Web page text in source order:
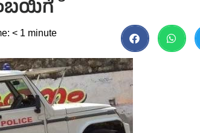
< 1 minute